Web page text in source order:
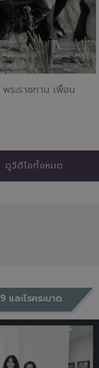
ระราชทาน เพื่อน
ดูวีดีโอทั้งหมด
ละโรคระบาด